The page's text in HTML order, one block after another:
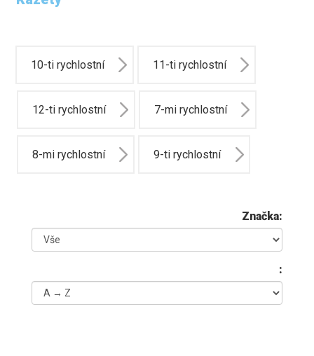
10-ti rychlostní 11-ti rychlostní
12-ti rychlostní 7-mi rychlostní
8-mi rychlostní 9-ti rychlostní
Značka:
: